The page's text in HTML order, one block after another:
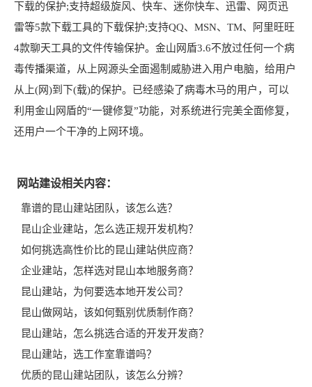
下载的保护;支持超级旋风、快车、迷你快车、迅雷、网页迅
雷等5款下载工具的下载保护;支持QQ、MSN、TM、阿里旺旺
4款聊天工具的文件传输保护。金山网盾3.6不放过任何一个病
毒传播渠道，从上网源头全面遏制威胁进入用户电脑，给用户
从上(网)到下(载)的保护。已经感染了病毒木马的用户，可以
利用金山网盾的“一键修复”功能，对系统进行完美全面修复，
还用户一个干净的上网环境。
网站建设相关内容：
靠谱的昆山建站团队，该怎么选？
昆山企业建站，怎么选正规开发机构？
如何挑选高性价比的昆山建站供应商？
企业建站，怎样选对昆山本地服务商？
昆山建站，为何要选本地开发公司？
昆山做网站，该如何甄别优质制作商？
昆山建站，怎么挑选合适的开发开发商？
昆山建站，选工作室靠谱吗？
优质的昆山建站团队，该怎么分辨？